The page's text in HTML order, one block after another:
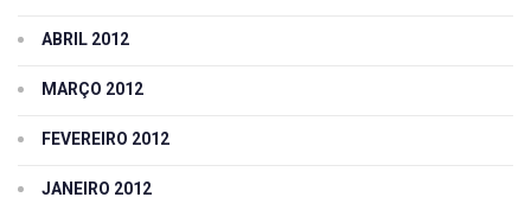
ABRIL 2012
MARÇO 2012
FEVEREIRO 2012
JANEIRO 2012